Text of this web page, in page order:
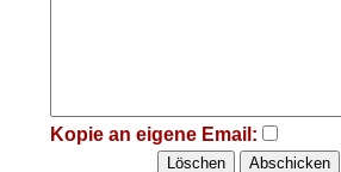
Kopie an eigene Email: